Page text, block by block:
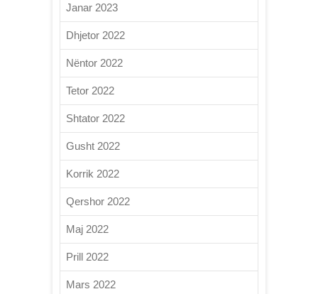
Janar 2023
Dhjetor 2022
Nëntor 2022
Tetor 2022
Shtator 2022
Gusht 2022
Korrik 2022
Qershor 2022
Maj 2022
Prill 2022
Mars 2022